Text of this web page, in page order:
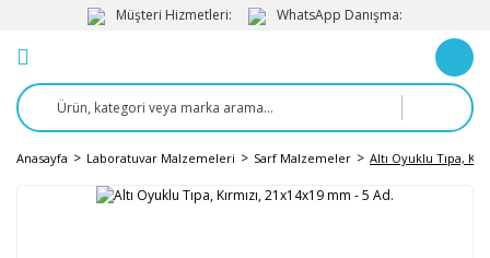
Müşteri Hizmetleri: WhatsApp Danışma:
Anasayfa Laboratuvar Malzemeleri Sarf Malzemeler Altı Oyuklu Tıpa,